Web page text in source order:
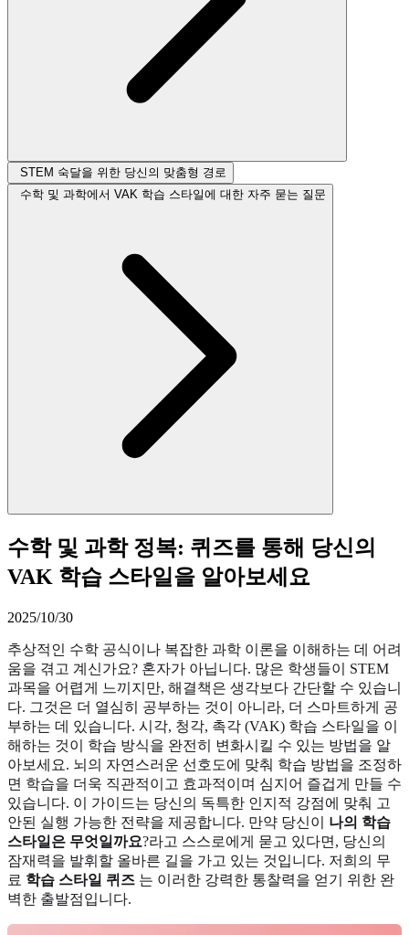
STEM 숙달을 위한 당신의 맞춤형 경로
수학 및 과학에서 VAK 학습 스타일에 대한 자주 묻는 질문
수학 및 과학 정복: 퀴즈를 통해 당신의
VAK 학습 스타일을 알아보세요
2025/10/30
추상적인 수학 공식이나 복잡한 과학 이론을 이해하는 데 어려
움을 겪고 계신가요? 혼자가 아닙니다. 많은 학생들이 STEM
과목을 어렵게 느끼지만, 해결책은 생각보다 간단할 수 있습니
다. 그것은 더 열심히 공부하는 것이 아니라, 더 스마트하게 공
부하는 데 있습니다. 시각, 청각, 촉각 (VAK) 학습 스타일을 이
해하는 것이 학습 방식을 완전히 변화시킬 수 있는 방법을 알
아보세요. 뇌의 자연스러운 선호도에 맞춰 학습 방법을 조정하
면 학습을 더욱 직관적이고 효과적이며 심지어 즐겁게 만들 수
있습니다. 이 가이드는 당신의 독특한 인지적 강점에 맞춰 고
안된 실행 가능한 전략을 제공합니다. 만약 당신이 나의 학습
스타일은 무엇일까요?라고 스스로에게 묻고 있다면, 당신의
잠재력을 발휘할 올바른 길을 가고 있는 것입니다. 저희의 무
료 학습 스타일 퀴즈 는 이러한 강력한 통찰력을 얻기 위한 완
벽한 출발점입니다.